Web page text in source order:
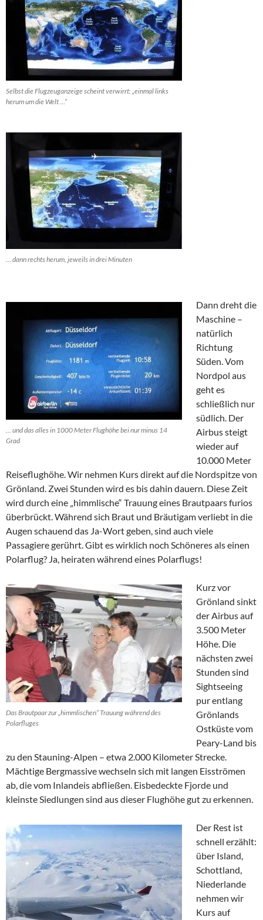
Selbst die Flugzeuganzeige scheint verwirrt: „einmal links
herum um die Welt …“
… dann rechts herum, jeweils in drei Minuten
… und das alles in 1000 Meter Flughöhe bei nur minus 14
Grad
Dann dreht die
Maschine –
natürlich
Richtung
Süden. Vom
Nordpol aus
geht es
schließlich nur
südlich. Der
Airbus steigt
wieder auf
10.000 Meter
Reiseflughöhe. Wir nehmen Kurs direkt auf die Nordspitze von
Grönland. Zwei Stunden wird es bis dahin dauern. Diese Zeit
wird durch eine „himmlische“ Trauung eines Brautpaars furios
überbrückt. Während sich Braut und Bräutigam verliebt in die
Augen schauend das Ja-Wort geben, sind auch viele
Passagiere gerührt. Gibt es wirklich noch Schöneres als einen
Polarflug? Ja, heiraten während eines Polarflugs!
Das Brautpaar zur „himmlischen“ Trauung während des
Polarfluges
Kurz vor
Grönland sinkt
der Airbus auf
3.500 Meter
Höhe. Die
nächsten zwei
Stunden sind
Sightseeing
pur entlang
Grönlands
Ostküste vom
Peary-Land bis
zu den Stauning-Alpen – etwa 2.000 Kilometer Strecke.
Mächtige Bergmassive wechseln sich mit langen Eisströmen
ab, die vom Inlandeis abfließen. Eisbedeckte Fjorde und
kleinste Siedlungen sind aus dieser Flughöhe gut zu erkennen.
Der Rest ist
schnell erzählt:
über Island,
Schottland,
Niederlande
nehmen wir
Kurs auf